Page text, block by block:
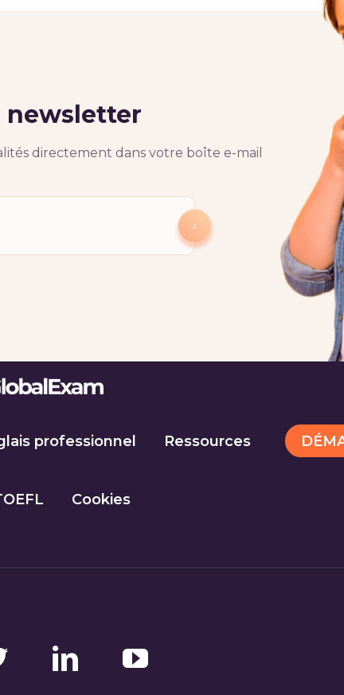
newsletter
directement dans votre boîte e-mail
professionnel Ressources
Cookies